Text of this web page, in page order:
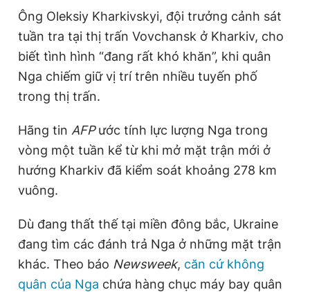
Ông Oleksiy Kharkivskyi, đội trưởng cảnh sát
tuần tra tại thị trấn Vovchansk ở Kharkiv, cho
biết tình hình “đang rất khó khăn”, khi quân
Nga chiếm giữ vị trí trên nhiều tuyến phố
trong thị trấn.
Hãng tin AFPước tính lực lượng Nga trong
vòng một tuần kể từ khi mở mặt trận mới ở
hướng Kharkiv đã kiểm soát khoảng 278 km
vuông.
Dù đang thất thế tại miền đông bắc, Ukraine
đang tìm các đánh trả Nga ở những mặt trận
khác. Theo báo Newsweek, căn cứ không
quân của Nga chứa hàng chục máy bay quân